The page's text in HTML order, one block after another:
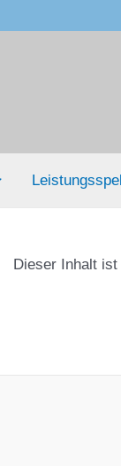
Dieser Inhalt